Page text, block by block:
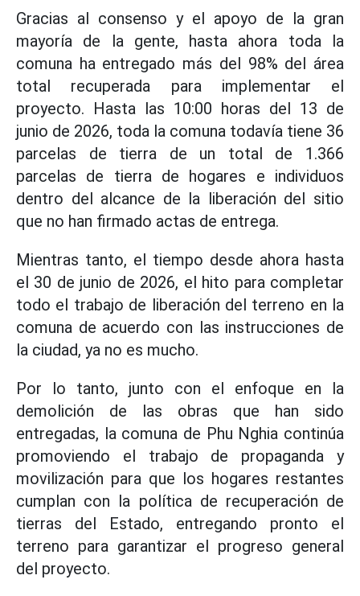
Gracias al consenso y el apoyo de la gran
mayoría de la gente, hasta ahora toda la
comuna ha entregado más del 98% del área
total recuperada para implementar el
proyecto. Hasta las 10:00 horas del 13 de
junio de 2026, toda la comuna todavía tiene 36
parcelas de tierra de un total de 1.366
parcelas de tierra de hogares e individuos
dentro del alcance de la liberación del sitio
que no han firmado actas de entrega.
Mientras tanto, el tiempo desde ahora hasta
el 30 de junio de 2026, el hito para completar
todo el trabajo de liberación del terreno en la
comuna de acuerdo con las instrucciones de
la ciudad, ya no es mucho.
Por lo tanto, junto con el enfoque en la
demolición de las obras que han sido
entregadas, la comuna de Phu Nghia continúa
promoviendo el trabajo de propaganda y
movilización para que los hogares restantes
cumplan con la política de recuperación de
tierras del Estado, entregando pronto el
terreno para garantizar el progreso general
del proyecto.